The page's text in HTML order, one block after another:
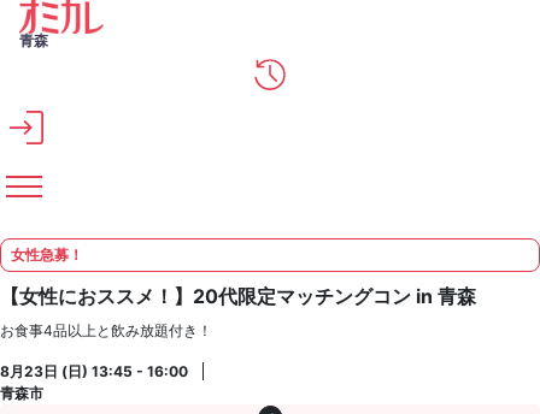
メインコンテンツへスキップ
青森
女性急募！
【女性におススメ！】20代限定マッチングコン in 青森
お食事4品以上と飲み放題付き！
8月23日 (日) 13:45 - 16:00
青森市